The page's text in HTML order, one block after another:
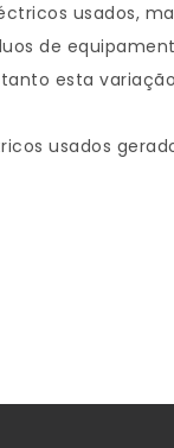
usados,
de
esta
usados